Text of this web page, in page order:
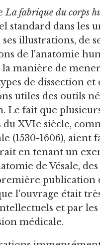
La fabrique du corps
standard dans les
illustrations, de
de l'anatomie
la manière de
de dissection et
utiles des outils
Le fait que
du XVIe siècle,
(1530-1606), aient
en tenant un
de Vésale,
publication
l'ouvrage était
et par
médicale.